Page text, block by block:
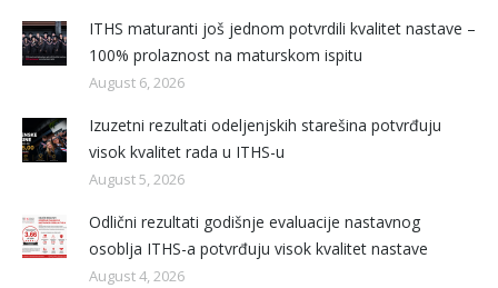
ITHS maturanti još jednom potvrdili kvalitet nastave –
100% prolaznost na maturskom ispitu
August 6, 2026
Izuzetni rezultati odeljenjskih starešina potvrđuju
visok kvalitet rada u ITHS-u
August 5, 2026
Odlični rezultati godišnje evaluacije nastavnog
osoblja ITHS-a potvrđuju visok kvalitet nastave
August 4, 2026